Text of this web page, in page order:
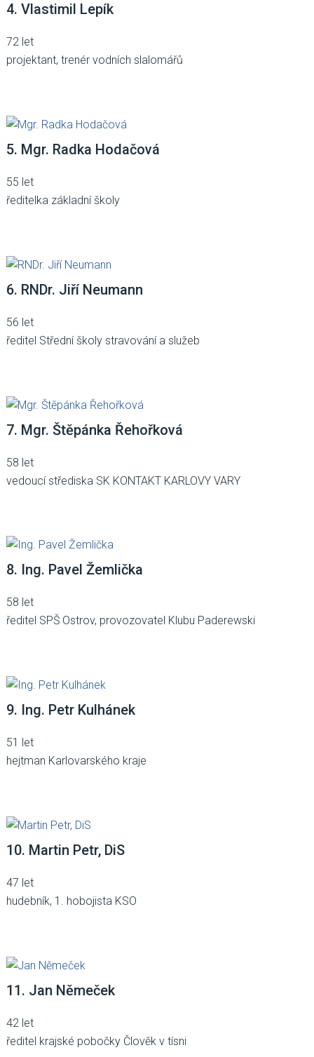
4. Vlastimil Lepík
72 let
projektant, trenér vodních slalomářů
5. Mgr. Radka Hodačová
55 let
ředitelka základní školy
6. RNDr. Jiří Neumann
56 let
ředitel Střední školy stravování a služeb
7. Mgr. Štěpánka Řehořková
58 let
vedoucí střediska SK KONTAKT KARLOVY VARY
8. Ing. Pavel Žemlička
58 let
ředitel SPŠ Ostrov, provozovatel Klubu Paderewski
9. Ing. Petr Kulhánek
51 let
hejtman Karlovarského kraje
10. Martin Petr, DiS
47 let
hudebník, 1. hobojista KSO
11. Jan Němeček
42 let
ředitel krajské pobočky Člověk v tísni